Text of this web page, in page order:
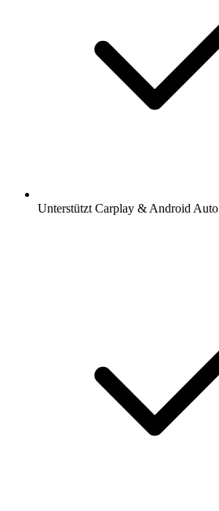
Unterstützt Carplay & Android Auto